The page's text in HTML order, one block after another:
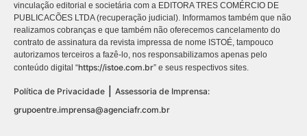
vinculação editorial e societária com a EDITORA TRES COMÉRCIO DE
PUBLICACÕES LTDA (recuperação judicial). Informamos também que não
realizamos cobranças e que também não oferecemos cancelamento do
contrato de assinatura da revista impressa de nome ISTOÉ, tampouco
autorizamos terceiros a fazê-lo, nos responsabilizamos apenas pelo
conteúdo digital “https://istoe.com.br” e seus respectivos sites.
Política de Privacidade
Assessoria de Imprensa:
grupoentre.imprensa@agenciafr.com.br